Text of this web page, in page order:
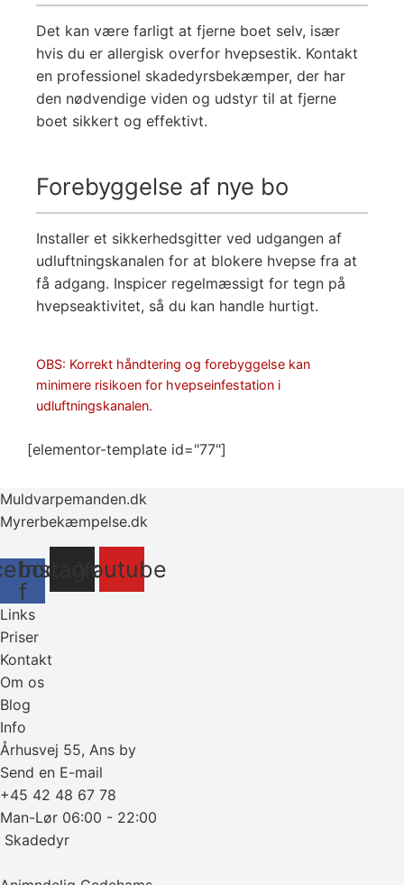
Det kan være farligt at fjerne boet selv, især
hvis du er allergisk overfor hvepsestik. Kontakt
en professionel skadedyrsbekæmper, der har
den nødvendige viden og udstyr til at fjerne
boet sikkert og effektivt.
Forebyggelse af nye bo
Installer et sikkerhedsgitter ved udgangen af
udluftningskanalen for at blokere hvepse fra at
få adgang. Inspicer regelmæssigt for tegn på
hvepseaktivitet, så du kan handle hurtigt.
OBS: Korrekt håndtering og forebyggelse kan
minimere risikoen for hvepseinfestation i
udluftningskanalen.
[elementor-template id="77"]
Muldvarpemanden.dk
Myrerbekæmpelse.dk
f
InstagramYoutube
Links
Priser
Kontakt
Om os
Blog
Info
Århusvej 55, Ans by
Send en E-mail
+45 42 48 67 78
Man-Lør 06:00 - 22:00
‎ Skadedyr